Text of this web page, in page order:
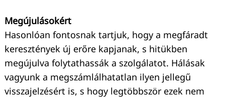
Megújulásokért
Hasonlóan fontosnak tartjuk, hogy a megfáradt
keresztények új erőre kapjanak, s hitükben
megújulva folytathassák a szolgálatot. Hálásak
vagyunk a megszámlálhatatlan ilyen jellegű
visszajelzésért is, s hogy legtöbbször ezek nem